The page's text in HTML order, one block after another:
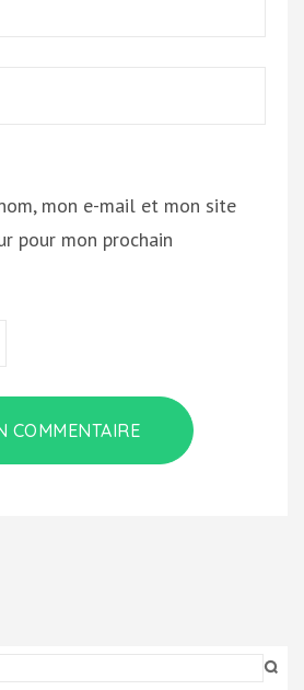
mon e-mail et mon site
pour mon prochain